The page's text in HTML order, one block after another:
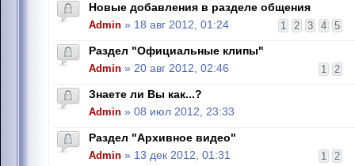
Новые добавления в разделе общения
1 2 3 4 5
Admin » 18 авг 2012, 01:24
Раздел "Официальные клипы"
1 2
Admin » 20 авг 2012, 02:46
Знаете ли Вы как...?
Admin » 08 июл 2012, 23:33
Раздел "Архивное видео"
1 2
Admin » 13 дек 2012, 01:31